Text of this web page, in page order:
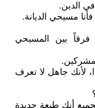
الدين.
مسيحي الديانة.
فرقاً بين المسيحي
لأنك جاهل لا تعرف
أنك طبعة جديدة